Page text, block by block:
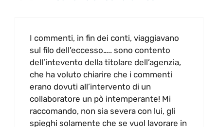
I commenti, in fin dei conti, viaggiavano
sul filo dell’eccesso….. sono contento
dell’intevento della titolare dell’agenzia,
che ha voluto chiarire che i commenti
erano dovuti all’intervento di un
collaboratore un pò intemperante! Mi
raccomando, non sia severa con lui, gli
spieghi solamente che se vuol lavorare in